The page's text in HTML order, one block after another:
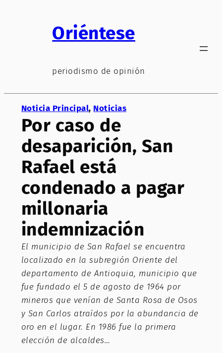
Oriéntese
periodismo de opinión
Noticia Principal, Noticias
Por caso de
desaparición, San
Rafael está
condenado a pagar
millonaria
indemnización
El municipio de San Rafael se encuentra
localizado en la subregión Oriente del
departamento de Antioquia, municipio que
fue fundado el 5 de agosto de 1964 por
mineros que venían de Santa Rosa de Osos
y San Carlos atraídos por la abundancia de
oro en el lugar. En 1986 fue la primera
elección de alcaldes…